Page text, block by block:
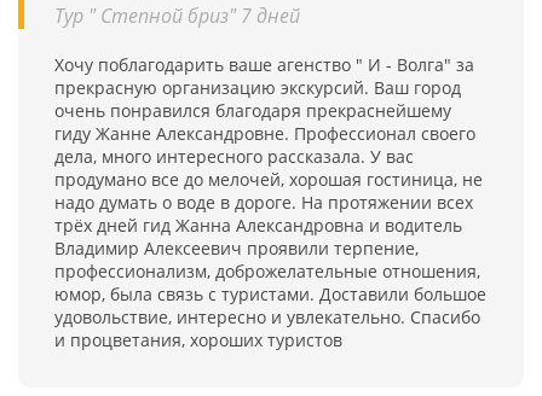
Тур " Степной бриз" 7 дней
Хочу поблагодарить ваше агенство " И - Волга" за
прекрасную организацию экскурсий. Ваш город
очень понравился благодаря прекраснейшему
гиду Жанне Александровне. Профессионал своего
дела, много интересного рассказала. У вас
продумано все до мелочей, хорошая гостиница, не
надо думать о воде в дороге. На протяжении всех
трёх дней гид Жанна Александровна и водитель
Владимир Алексеевич проявили терпение,
профессионализм, доброжелательные отношения,
юмор, была связь с туристами. Доставили большое
удовольствие, интересно и увлекательно. Спасибо
и процветания, хороших туристов